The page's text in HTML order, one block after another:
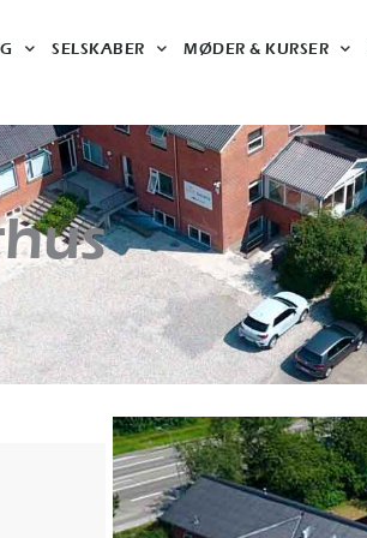
SELSKABER MØDER & KURSER